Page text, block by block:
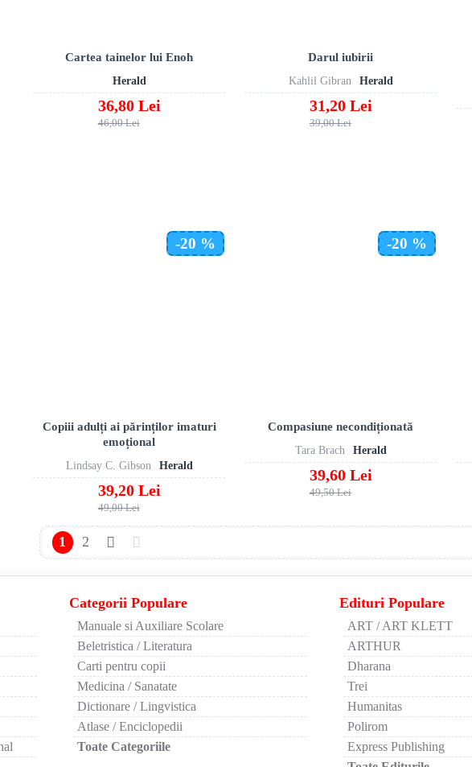
Herald
Cartea tainelor lui Enoh
36,80 Lei
46,00 Lei
Kahlil Gibran Herald
Darul iubirii
31,20 Lei
39,00 Lei
-20 %
Lindsay C. Gibson Herald
Copiii adulți ai părinților imaturi
emoțional
39,20 Lei
49,00 Lei
-20 %
Tara Brach Herald
Compasiune necondiționată
39,60 Lei
49,50 Lei
1 2
Categorii Populare
Manuale si Auxiliare Scolare
Beletristica / Literatura
Carti pentru copii
Medicina / Sanatate
Dictionare / Lingvistica
Atlase / Enciclopedii
Toate Categoriile
Edituri Populare
ART / ART KLETT
ARTHUR
Dharana
Trei
Humanitas
Polirom
Express Publishing